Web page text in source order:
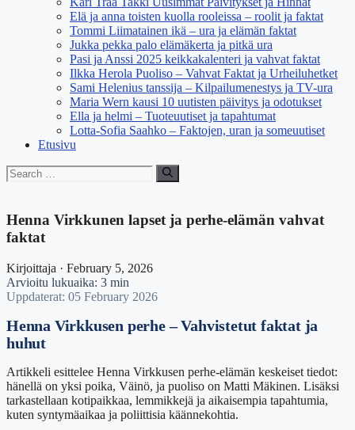
Elä ja anna toisten kuolla rooleissa – roolit ja faktat
Tommi Liimatainen ikä – ura ja elämän faktat
Jukka pekka palo elämäkerta ja pitkä ura
Pasi ja Anssi 2025 keikkakalenteri ja vahvat faktat
Ilkka Herola Puoliso – Vahvat Faktat ja Urheiluhetket
Sami Helenius tanssija – Kilpailumenestys ja TV-ura
Maria Wern kausi 10 uutisten päivitys ja odotukset
Ella ja helmi – Tuoteuutiset ja tapahtumat
Lotta-Sofia Saahko – Faktojen, uran ja someuutiset
Etusivu
Search
for:
Henna Virkkunen lapset ja perhe-elämän vahvat
faktat
Kirjoittaja · February 5, 2026
Arvioitu lukuaika: 3 min
Uppdaterat: 05 February 2026
Henna Virkkusen perhe – Vahvistetut faktat ja
huhut
Artikkeli esittelee Henna Virkkusen perhe-elämän keskeiset tiedot:
hänellä on yksi poika, Väinö, ja puoliso on Matti Mäkinen. Lisäksi
tarkastellaan kotipaikkaa, lemmikkejä ja aikaisempia tapahtumia,
kuten syntymäaikaa ja poliittisia käännekohtia.